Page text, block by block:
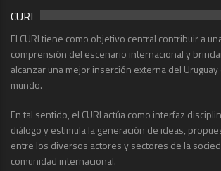
CURI
El CURI tiene como objetivo central contribuir a
comprensión del escenario internacional y
alcanzar una mejor inserción externa del
mundo.
En tal sentido, el CURI actúa como interfaz
diálogo y estimula la generación de ideas,
entre los diversos actores y sectores de la
comunidad internacional.